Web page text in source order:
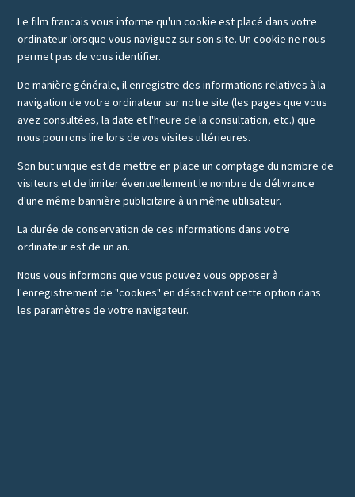
Le film francais vous informe qu'un cookie est placé dans votre
ordinateur lorsque vous naviguez sur son site. Un cookie ne nous
permet pas de vous identifier.
De manière générale, il enregistre des informations relatives à la
navigation de votre ordinateur sur notre site (les pages que vous
avez consultées, la date et l'heure de la consultation, etc.) que
nous pourrons lire lors de vos visites ultérieures.
Son but unique est de mettre en place un comptage du nombre de
visiteurs et de limiter éventuellement le nombre de délivrance
d'une même bannière publicitaire à un même utilisateur.
La durée de conservation de ces informations dans votre
ordinateur est de un an.
Nous vous informons que vous pouvez vous opposer à
l'enregistrement de "cookies" en désactivant cette option dans
les paramètres de votre navigateur.